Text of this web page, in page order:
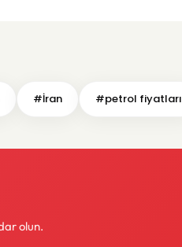
#İran #petrol fiyatları
olun.